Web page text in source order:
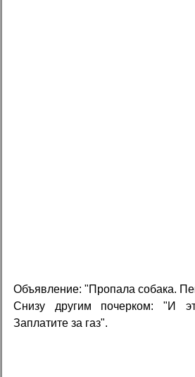
Объявление: "Пропала собака.
Снизу другим почерком: "И
Заплатите за газ".